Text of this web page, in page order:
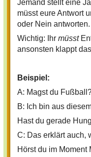
Jemand stellt eine
müsst eure Antwort
oder Nein antworten.
Wichtig: Ihr müsst
ansonsten klappt
Beispiel:
A: Magst du
B: Ich bin aus
Hast du gerade
C: Das erklärt auch,
Hörst du im Moment